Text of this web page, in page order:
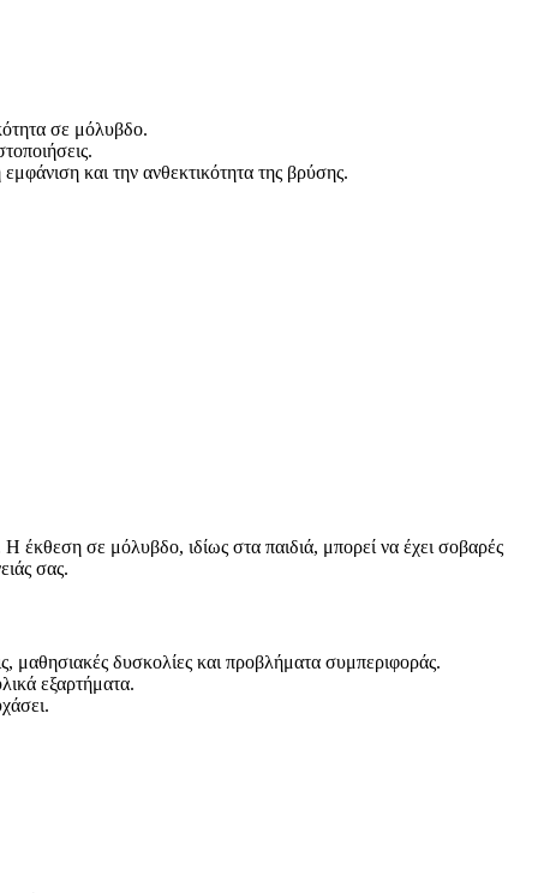
σε μόλυβδο.
και την ανθεκτικότητα της βρύσης.
Η έκθεση σε μόλυβδο, ιδίως στα παιδιά, μπορεί να έχει σοβαρές
σας.
μαθησιακές δυσκολίες και προβλήματα συμπεριφοράς.
εξαρτήματα.